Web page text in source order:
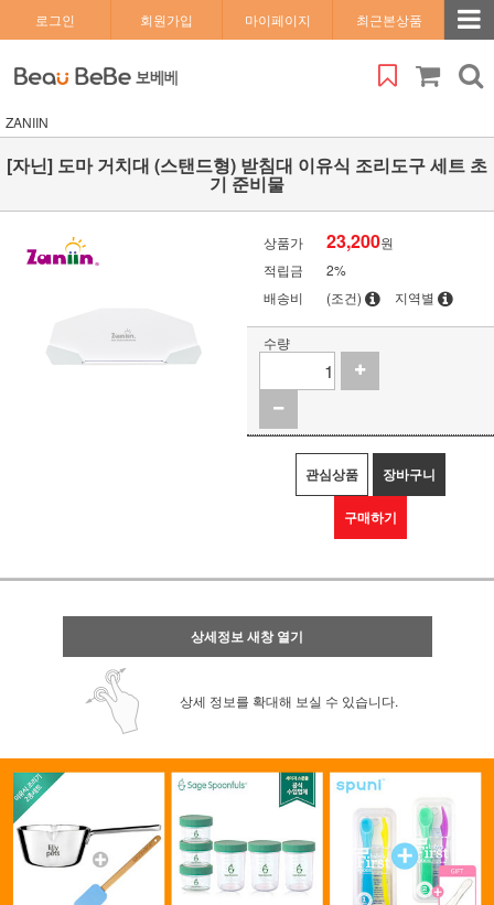
로그인 회원가입 마이페이지 최근본상품
ZANIIN
[자닌] 도마 거치대 (스탠드형) 받침대 이유식 조리도구 세트 초
기 준비물
상품가 23,200원
적립금
2%
배송비
(조건) 지역별
수량
관심상품 장바구니
구매하기
상세정보 새창 열기
상세 정보를 확대해 보실 수 있습니다.